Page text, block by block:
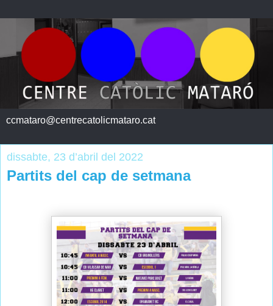
ccmataro@centrecatolicmataro.cat
dissabte, 23 d’abril del 2022
Partits del cap de setmana